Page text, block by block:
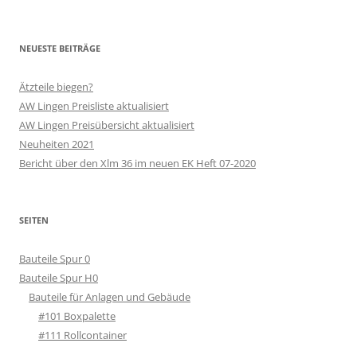
NEUESTE BEITRÄGE
Ätzteile biegen?
AW Lingen Preisliste aktualisiert
AW Lingen Preisübersicht aktualisiert
Neuheiten 2021
Bericht über den Xlm 36 im neuen EK Heft 07-2020
SEITEN
Bauteile Spur 0
Bauteile Spur H0
Bauteile für Anlagen und Gebäude
#101 Boxpalette
#111 Rollcontainer